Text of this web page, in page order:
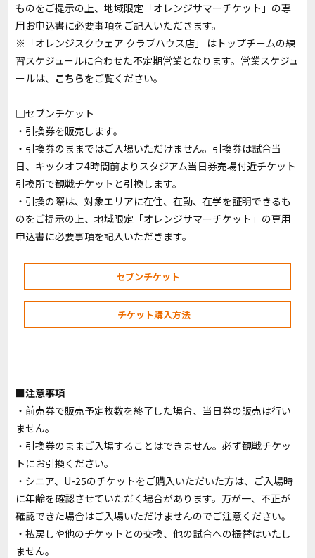
ものをご提示の上、地域限定「オレンジサマーチケット」の専
用お申込書に必要事項をご記入いただきます。
※「オレンジスクウェア クラブハウス店」 はトップチームの練
習スケジュールに合わせた不定期営業となります。営業スケジュ
ールは、 こちらをご覧ください。
□セブンチケット
・引換券を販売します。
・引換券のままではご入場いただけません。引換券は試合当
日、キックオフ4時間前よりスタジアム当日券売場付近チケット
引換所で観戦チケットと引換します。
・引換の際は、対象エリアに在住、在勤、在学を証明できるも
のをご提示の上、地域限定「オレンジサマーチケット」の専用
申込書に必要事項を記入いただきます。
セブンチケット
チケット購入方法
■注意事項
・前売券で販売予定枚数を終了した場合、当日券の販売は行い
ません。
・引換券のままご入場することはできません。必ず観戦チケッ
トにお引換ください。
・シニア、U-25のチケットをご購入いただいた方は、ご入場時
に年齢を確認させていただく場合があります。万が一、不正が
確認できた場合はご入場いただけませんのでご注意ください。
・払戻しや他のチケットとの交換、他の試合への振替はいたし
ません。